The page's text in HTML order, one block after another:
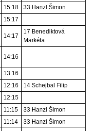
15:18
33 Hanzl Šimon
15:17
14:17
17 Benediktová
Markéta
14:16
13:16
12:16
14 Schejbal Filip
12:15
11:15
33 Hanzl Šimon
11:14
33 Hanzl Šimon